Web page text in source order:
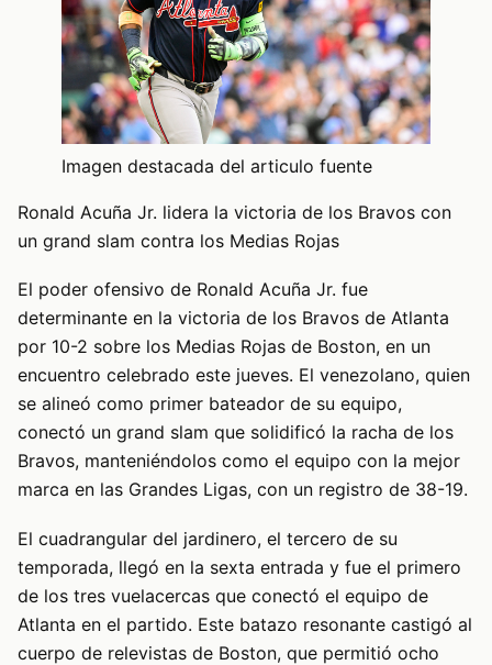
Imagen destacada del articulo fuente
Ronald Acuña Jr. lidera la victoria de los Bravos con
un grand slam contra los Medias Rojas
El poder ofensivo de Ronald Acuña Jr. fue
determinante en la victoria de los Bravos de Atlanta
por 10-2 sobre los Medias Rojas de Boston, en un
encuentro celebrado este jueves. El venezolano, quien
se alineó como primer bateador de su equipo,
conectó un grand slam que solidificó la racha de los
Bravos, manteniéndolos como el equipo con la mejor
marca en las Grandes Ligas, con un registro de 38-19.
El cuadrangular del jardinero, el tercero de su
temporada, llegó en la sexta entrada y fue el primero
de los tres vuelacercas que conectó el equipo de
Atlanta en el partido. Este batazo resonante castigó al
cuerpo de relevistas de Boston, que permitió ocho